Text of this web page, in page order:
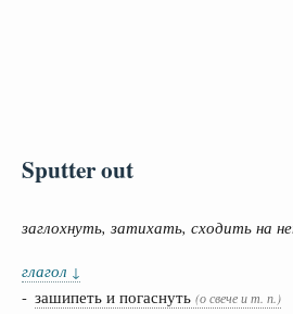
Sputter out
заглохнуть, затихать, сходить на
глагол ↓
- зашипеть и погаснуть (о свече и т. п.)